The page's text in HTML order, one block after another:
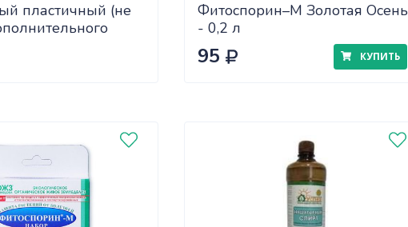
пластичный (не
2шт по 200гр
Фитоспорин–М Золотая Осень
- 0,2 л
95 КУПИТЬ